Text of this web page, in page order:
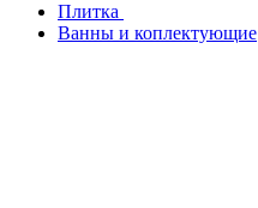
Плитка
Ванны и коплектующие